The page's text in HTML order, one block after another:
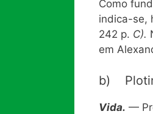
Como
indica-se,
242 p. C).
em
b)
Vida. —